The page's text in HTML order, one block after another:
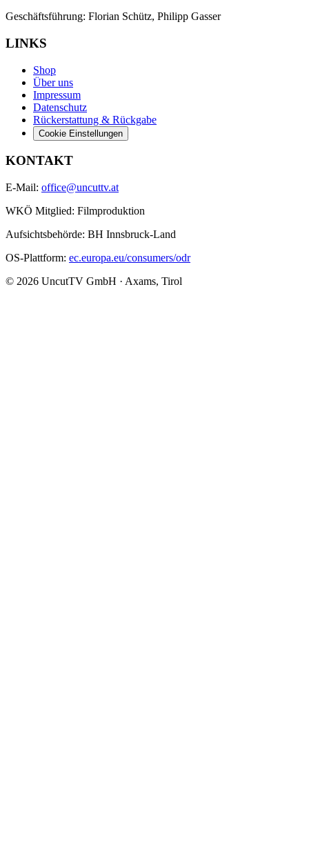
Geschäftsführung: Florian Schütz, Philipp Gasser
LINKS
Shop
Über uns
Impressum
Datenschutz
Rückerstattung & Rückgabe
Cookie Einstellungen
KONTAKT
E-Mail: office@uncuttv.at
WKÖ Mitglied: Filmproduktion
Aufsichtsbehörde: BH Innsbruck-Land
OS-Plattform: ec.europa.eu/consumers/odr
© 2026 UncutTV GmbH · Axams, Tirol